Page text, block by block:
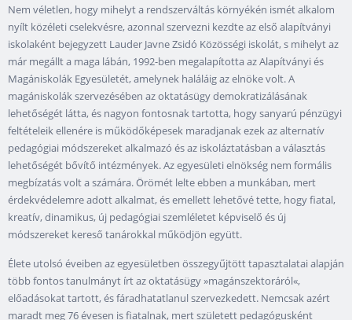
Nem véletlen, hogy mihelyt a rendszerváltás környékén ismét alkalom
nyílt közéleti cselekvésre, azonnal szervezni kezdte az első alapítványi
iskolaként bejegyzett Lauder Javne Zsidó Közösségi iskolát, s mihelyt az
már megállt a maga lábán, 1992-ben megalapította az Alapítványi és
Magániskolák Egyesületét, amelynek haláláig az elnöke volt. A
magániskolák szervezésében az oktatásügy demokratizálásának
lehetőségét látta, és nagyon fontosnak tartotta, hogy sanyarú pénzügyi
feltételeik ellenére is működőképesek maradjanak ezek az alternatív
pedagógiai módszereket alkalmazó és az iskoláztatásban a választás
lehetőségét bővítő intézmények. Az egyesületi elnökség nem formális
megbízatás volt a számára. Örömét lelte ebben a munkában, mert
érdekvédelemre adott alkalmat, és emellett lehetővé tette, hogy fiatal,
kreatív, dinamikus, új pedagógiai szemléletet képviselő és új
módszereket kereső tanárokkal működjön együtt.
Élete utolsó éveiben az egyesületben összegyűjtött tapasztalatai alapján
több fontos tanulmányt írt az oktatásügy »magánszektoráról«,
előadásokat tartott, és fáradhatatlanul szervezkedett. Nemcsak azért
maradt meg 76 évesen is fiatalnak, mert született pedagógusként